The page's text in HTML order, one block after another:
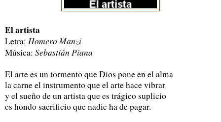
El artista
Letra: Homero Manzi
Música: Sebastián Piana
El arte es un tormento que Dios pone en el alma
la carne el instrumento que el arte hace vibrar
y el sueño de un artista que es trágico suplicio
es hondo sacrificio que nadie ha de pagar.